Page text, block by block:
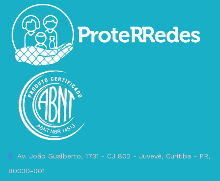
Av. João Gualberto, 1731 - CJ 802 - Juvevê, Curitiba - PR,
80030-001